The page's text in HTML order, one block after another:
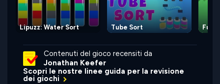
Lipuzz: Water Sort Tube Sort Full
Contenuti del gioco recensiti da
Jonathan Keefer
Scopri le nostre linee guida per la revisione
dei giochi